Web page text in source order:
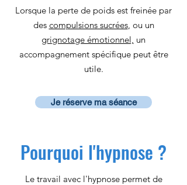
Lorsque la perte de poids est freinée par
des compulsions sucrées, ou un
grignotage émotionnel, un
accompagnement spécifique peut être
utile.
Je réserve ma séance
Pourquoi l'hypnose ?
Le travail avec l'hypnose permet de